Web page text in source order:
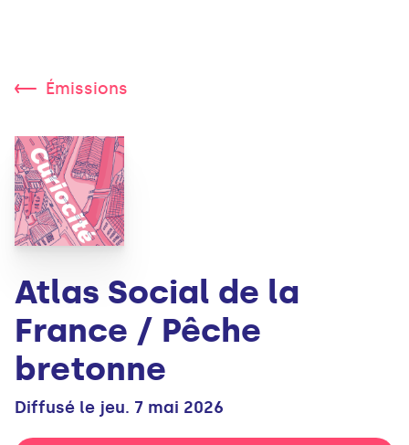
Émissions
Atlas Social de la
France / Pêche
bretonne
Diffusé le jeu. 7 mai 2026